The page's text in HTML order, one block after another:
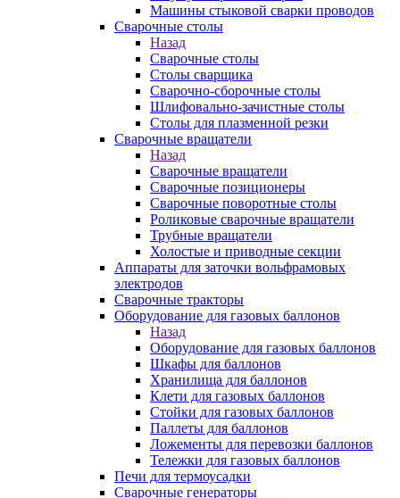
Машины стыковой сварки проводов
Сварочные столы
Назад
Сварочные столы
Столы сварщика
Сварочно-сборочные столы
Шлифовально-зачистные столы
Столы для плазменной резки
Сварочные вращатели
Назад
Сварочные вращатели
Сварочные позиционеры
Сварочные поворотные столы
Роликовые сварочные вращатели
Трубные вращатели
Холостые и приводные секции
Аппараты для заточки вольфрамовых
электродов
Сварочные тракторы
Оборудование для газовых баллонов
Назад
Оборудование для газовых баллонов
Шкафы для баллонов
Хранилища для баллонов
Клети для газовых баллонов
Стойки для газовых баллонов
Паллеты для баллонов
Ложементы для перевозки баллонов
Тележки для газовых баллонов
Печи для термоусадки
Сварочные генераторы